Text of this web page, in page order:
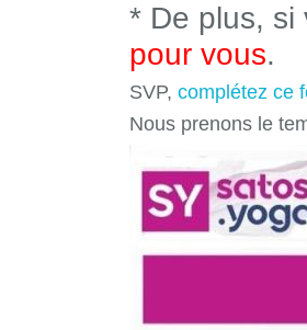
* De plus, si
pour vous.
SVP, complétez ce
Nous prenons le